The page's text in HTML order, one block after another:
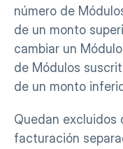
número de
de un monto
cambiar un
de Módulos
de un monto
Quedan excluidos
facturación